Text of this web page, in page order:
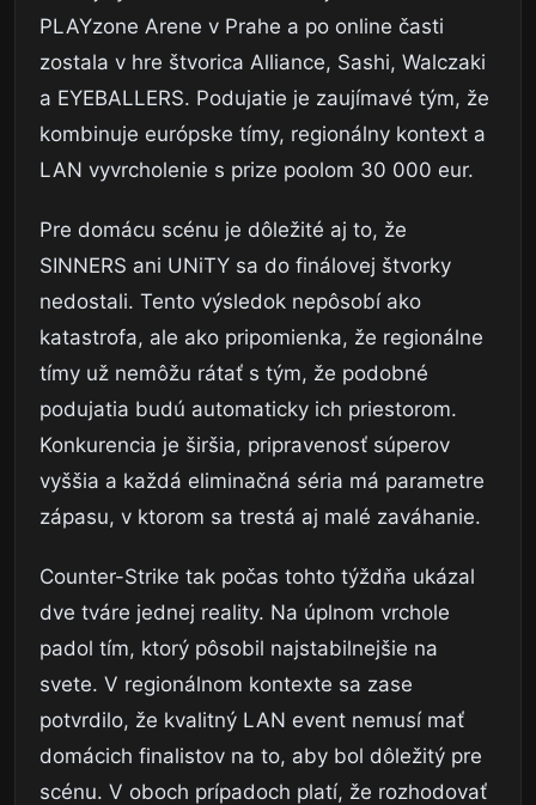
PLAYzone Arene v Prahe a po online časti
zostala v hre štvorica Alliance, Sashi, Walczaki
a EYEBALLERS. Podujatie je zaujímavé tým, že
kombinuje európske tímy, regionálny kontext a
LAN vyvrcholenie s prize poolom 30 000 eur.
Pre domácu scénu je dôležité aj to, že
SINNERS ani UNiTY sa do finálovej štvorky
nedostali. Tento výsledok nepôsobí ako
katastrofa, ale ako pripomienka, že regionálne
tímy už nemôžu rátať s tým, že podobné
podujatia budú automaticky ich priestorom.
Konkurencia je širšia, pripravenosť súperov
vyššia a každá eliminačná séria má parametre
zápasu, v ktorom sa trestá aj malé zaváhanie.
Counter-Strike tak počas tohto týždňa ukázal
dve tváre jednej reality. Na úplnom vrchole
padol tím, ktorý pôsobil najstabilnejšie na
svete. V regionálnom kontexte sa zase
potvrdilo, že kvalitný LAN event nemusí mať
domácich finalistov na to, aby bol dôležitý pre
scénu. V oboch prípadoch platí, že rozhodovať